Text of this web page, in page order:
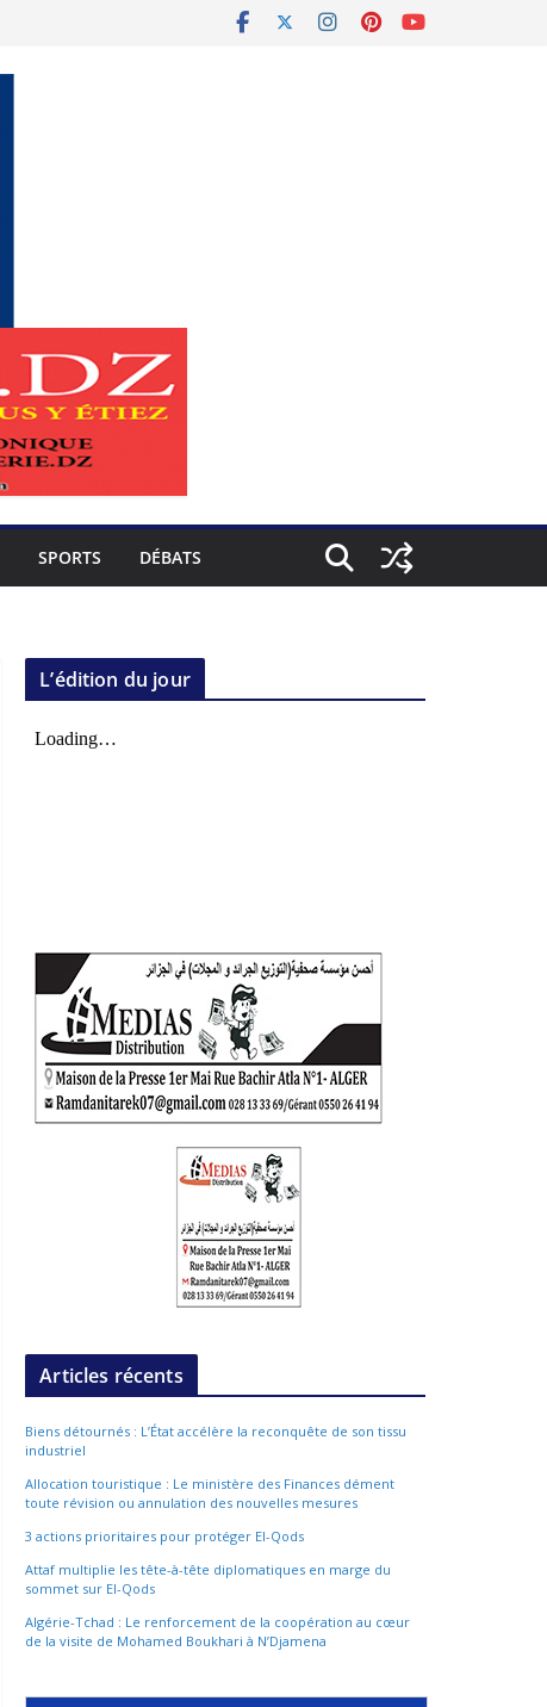
SPORTS DÉBATS
L’édition du jour
Articles récents
Biens détournés : L’État accélère la reconquête de son tissu
industriel
Allocation touristique : Le ministère des Finances dément
toute révision ou annulation des nouvelles mesures
3 actions prioritaires pour protéger El-Qods
Attaf multiplie les tête-à-tête diplomatiques en marge du
sommet sur El-Qods
Algérie-Tchad : Le renforcement de la coopération au cœur
de la visite de Mohamed Boukhari à N’Djamena